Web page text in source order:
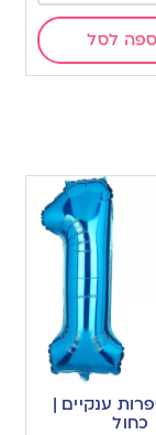
לסל
ענקיים |
כחול